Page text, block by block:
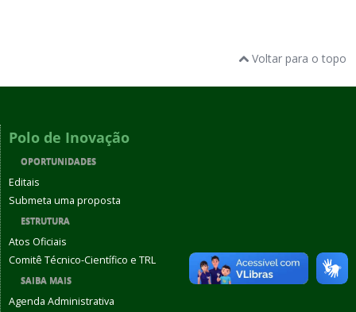
Voltar para o topo
Polo de Inovação
OPORTUNIDADES
Editais
Submeta uma proposta
ESTRUTURA
Atos Oficiais
Comitê Técnico-Científico e TRL
SAIBA MAIS
Agenda Administrativa